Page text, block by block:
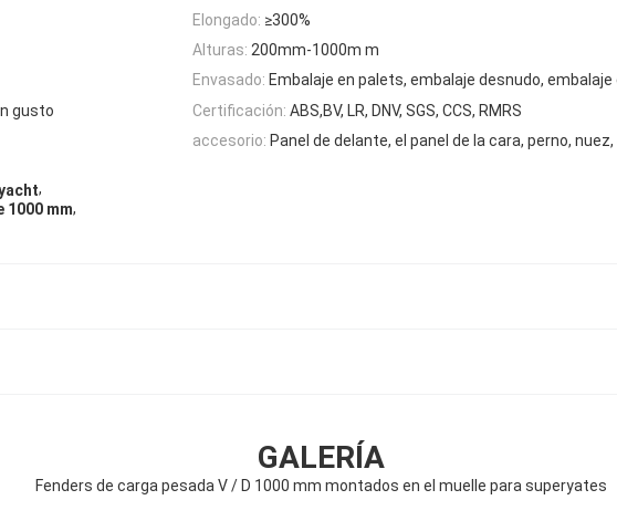
Elongado: ≥300%
Alturas: 200mm-1000m m
Envasado: Embalaje en palets, embalaje desnudo,
gusto Certificación: ABS,BV, LR, DNV, SGS, CCS, RMRS
accesorio: Panel de delante, el panel de la cara, perno,
,
1000 mm,
GALERÍA
Fenders de carga pesada V / D 1000 mm montados en el muelle para superyates